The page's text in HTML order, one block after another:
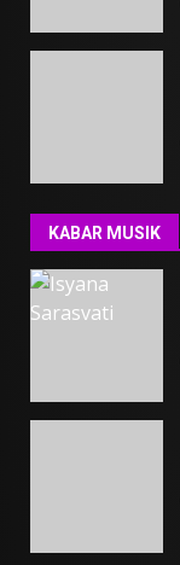
KABAR MUSIK